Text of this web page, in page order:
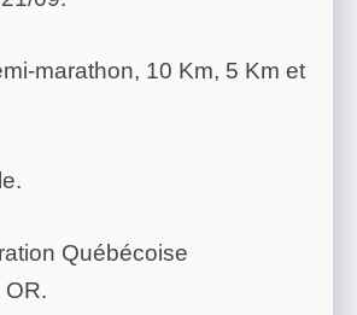
marathon, 10 Km, 5 Km et
Québécoise